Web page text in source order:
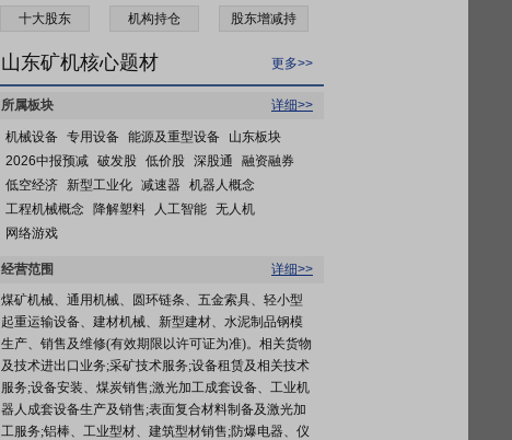
十大股东 机构持仓 股东增减持
山东矿机核心题材 更多>>
所属板块 详细>>
机械设备 专用设备 能源及重型设备
山东板块
2026中报预减 破发股 低价股 深股通
融资融券
低空经济
新型工业化 减速器
机器人概念
工程机械概念
降解塑料 人工智能 无人机
网络游戏
经营范围
详细>>
煤矿机械、通用机械、圆环链条、五金索具、轻小型
起重运输设备、建材机械、新型建材、水泥制品钢模
生产、销售及维修(有效期限以许可证为准)。相关货物
及技术进出口业务;采矿技术服务;设备租赁及相关技术
服务;设备安装、煤炭销售;激光加工成套设备、工业机
器人成套设备生产及销售;表面复合材料制备及激光加
工服务;铝棒、工业型材、建筑型材销售;防爆电器、仪